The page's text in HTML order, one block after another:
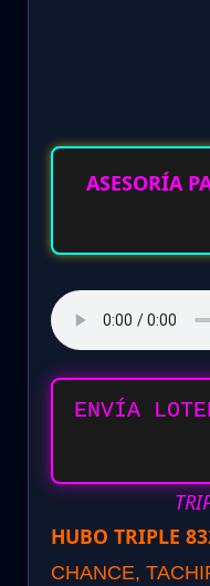
ASESORÍA
ENVÍA
HUBO TRIPLE
CHANCE,